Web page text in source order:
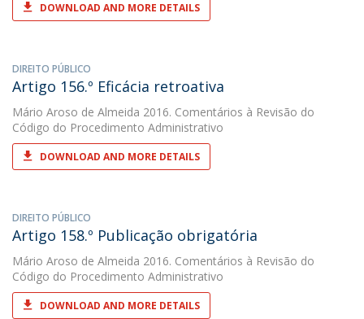
DOWNLOAD AND MORE DETAILS
DIREITO PÚBLICO
Artigo 156.º Eficácia retroativa
Mário Aroso de Almeida 2016. Comentários à Revisão do
Código do Procedimento Administrativo
DOWNLOAD AND MORE DETAILS
DIREITO PÚBLICO
Artigo 158.º Publicação obrigatória
Mário Aroso de Almeida 2016. Comentários à Revisão do
Código do Procedimento Administrativo
DOWNLOAD AND MORE DETAILS